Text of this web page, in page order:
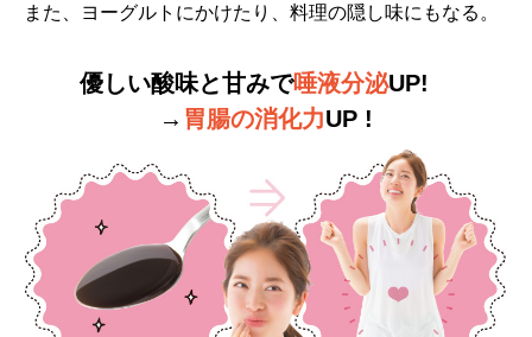
また、ヨーグルトにかけたり、料理の隠し味にもなる。
優しい酸味と甘みで唾液分泌UP!
→ 胃腸の消化力UP !